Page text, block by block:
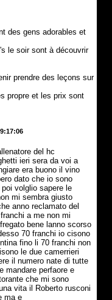
des gens adorables et
le soir sont à découvrir
prendre des leçons sur
propre et les prix sont
del hc
ieri sera da voi a
era buono il vino
dato che io sono
volglio sapere le
mi sembra giusto
anno reclamato del
a me non mi
bene lanno scorso
70 franchi io cisono
fino li 70 franchi non
le due camerrieri
il numero nate di tutte
mandare perfaore e
che mi sono
vita il Roberto rusconi
ma e